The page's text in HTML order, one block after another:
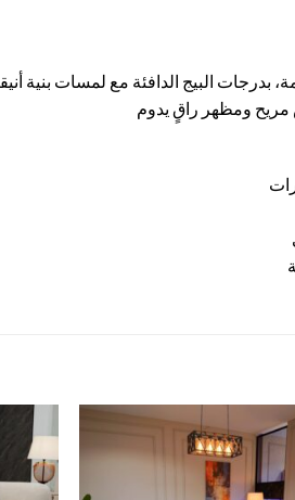
بدرجات البيج الدافئة مع لمسات
مريح ومظهر راقٍ يدوم